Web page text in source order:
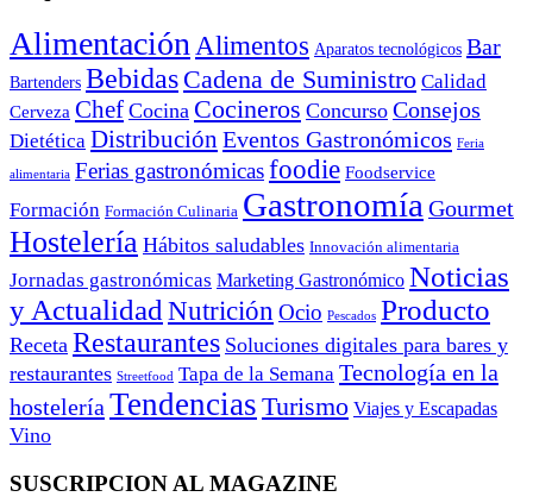
Alimentación Alimentos Aparatos tecnológicos Bar
Bartenders Bebidas Cadena de Suministro Calidad
Cerveza Chef Cocina Cocineros Concurso Consejos
Dietética Distribución Eventos Gastronómicos Feria
alimentaria Ferias gastronómicasfoodie Foodservice
Formación Formación Culinaria Gastronomía Gourmet
Hostelería Hábitos saludables Innovación alimentaria
Jornadas gastronómicas Marketing Gastronómico Noticias
y Actualidad Nutrición Ocio Pescados Producto
Receta Restaurantes Soluciones digitales para bares y
restaurantes Streetfood Tapa de la Semana Tecnología en la
hostelería Tendencias Turismo Viajes y Escapadas
Vino
SUSCRIPCION AL MAGAZINE